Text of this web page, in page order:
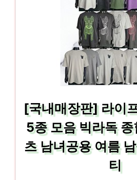
[국내매장판] 라이
5종 모음 빅라독
츠 남녀공용 여름
티